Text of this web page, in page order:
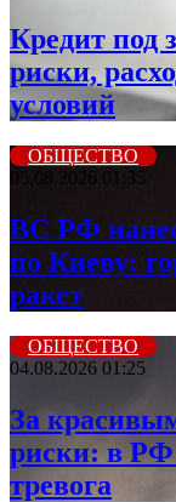
Кредит под
риски,
условий
ОБЩЕСТВО
05.08.2026 01:35
ВС РФ
по Киеву:
ракет
ОБЩЕСТВО
04.08.2026 01:25
За
риски: в РФ
тревога